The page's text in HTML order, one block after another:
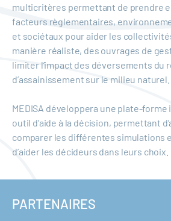
multicritères permettant de prendre
facteurs règlementaires,
et sociétaux pour aider les
manière réaliste, des ouvrages de
limiter l’impact des déversements du
d’assainissement sur le milieu naturel.
MEDISA développera une plate-
outil d’aide à la décision, permettant
comparer les différentes simulations
d’aider les décideurs dans leurs choix.
PARTENAIRES